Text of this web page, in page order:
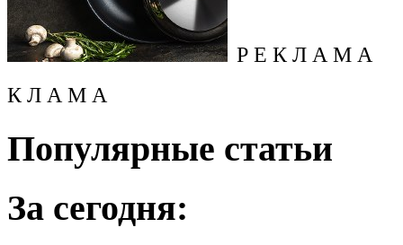
Р Е К Л А М А
К Л А М А
Популярные статьи
За сегодня: